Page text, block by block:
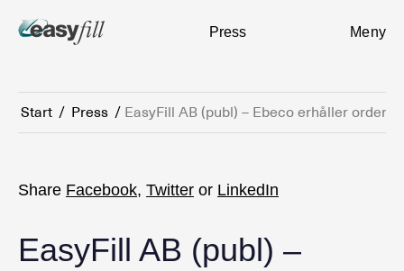
Press Meny
Start / Press / EasyFill AB (publ) – Ebeco erhåller order
Share Facebook, Twitter or LinkedIn
EasyFill AB (publ) –